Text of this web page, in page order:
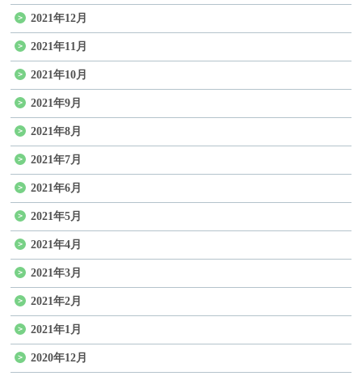
2021年12月
2021年11月
2021年10月
2021年9月
2021年8月
2021年7月
2021年6月
2021年5月
2021年4月
2021年3月
2021年2月
2021年1月
2020年12月